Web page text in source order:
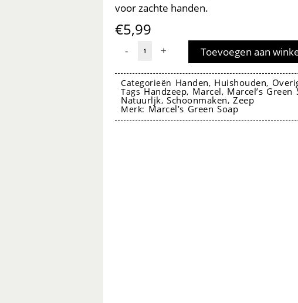
voor zachte handen.
€5,99
-
Handzeep
&
Kardemom
500ml
+ Toevoegen aan
Categorieën Handen, Huishouden,
Tags Handzeep, Marcel, Marcel’s Green
Natuurljk,Schoonmaken,Zeep
Merk: Marcel’s Green Soap